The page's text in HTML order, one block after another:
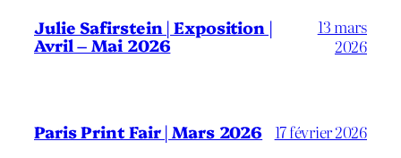
Julie Safirstein | Exposition |
Avril – Mai 2026
13 mars
2026
Paris Print Fair | Mars 2026 17 février 2026